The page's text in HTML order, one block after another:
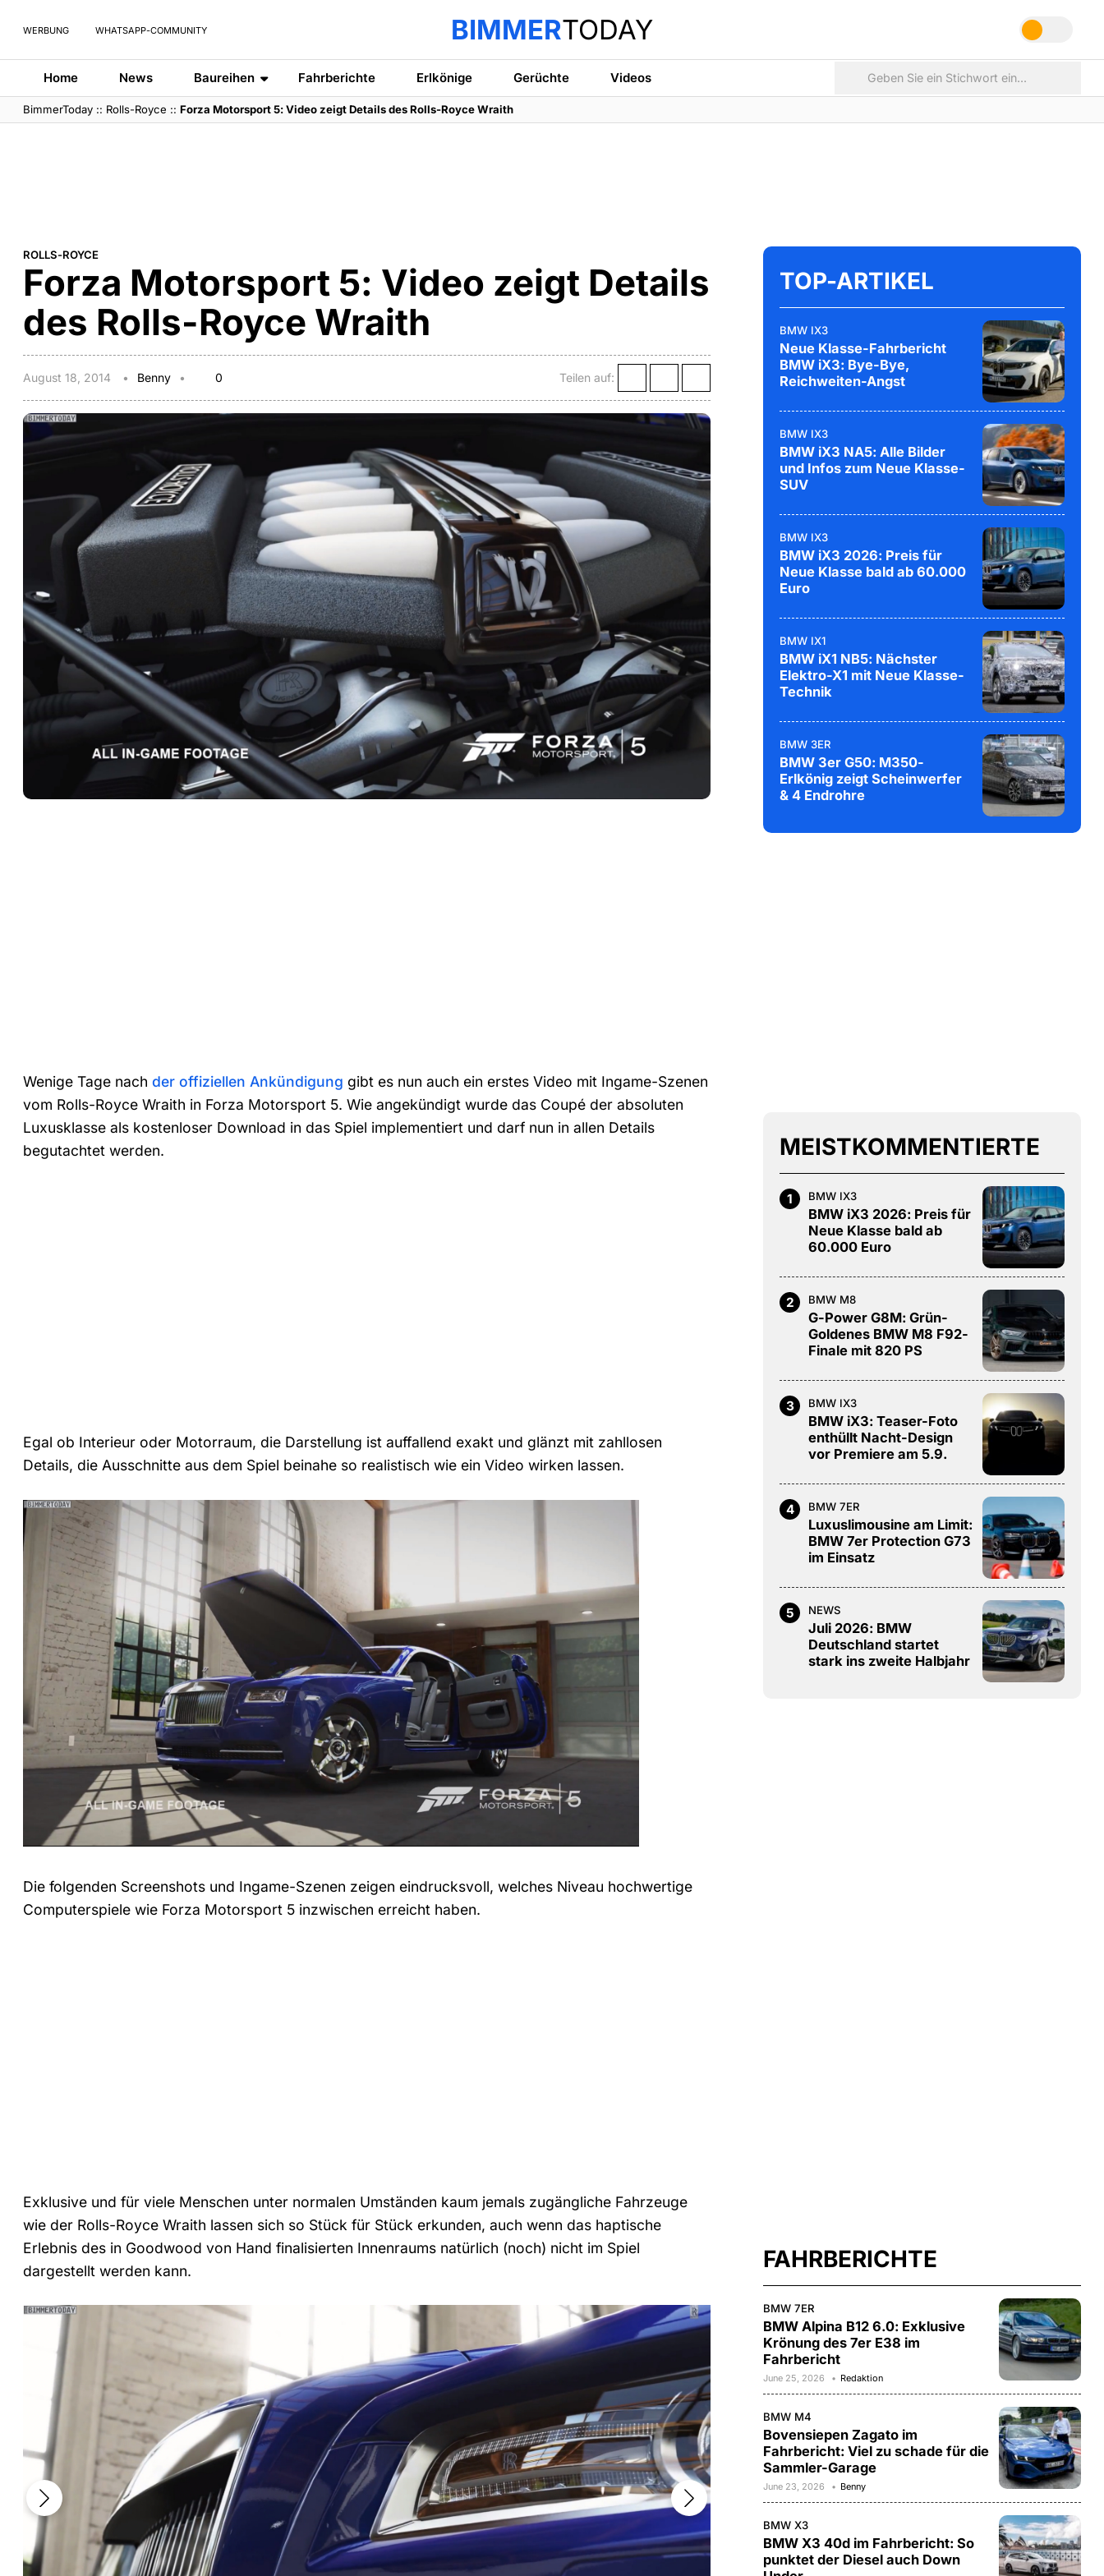
WERBUNG WHATSAPP-COMMUNITY BIMMERTODAY
Home News Baureihen Fahrberichte Erlkönige Gerüchte Videos
BimmerToday :: Rolls-Royce ::Forza Motorsport 5: Video zeigt Details des Rolls-Royce Wraith
ROLLS-ROYCE
Forza Motorsport 5: Video zeigt Details
des Rolls-Royce Wraith
August 18, 2014 Benny 0 Teilen auf:
Wenige Tage nachder offiziellen Ankündigung gibt es nun auch ein erstes Video mit Ingame-Szenen
vom Rolls-Royce Wraith in Forza Motorsport 5. Wie angekündigt wurde das Coupé der absoluten
Luxusklasse als kostenloser Download in das Spiel implementiert und darf nun in allen Details
begutachtet werden.
Egal ob Interieur oder Motorraum, die Darstellung ist auffallend exakt und glänzt mit zahllosen
Details, die Ausschnitte aus dem Spiel beinahe so realistisch wie ein Video wirken lassen.
Die folgenden Screenshots und Ingame-Szenen zeigen eindrucksvoll, welches Niveau hochwertige
Computerspiele wie Forza Motorsport 5 inzwischen erreicht haben.
Exklusive und für viele Menschen unter normalen Umständen kaum jemals zugängliche Fahrzeuge
wie der Rolls-Royce Wraith lassen sich so Stück für Stück erkunden, auch wenn das haptische
Erlebnis des in Goodwood von Hand finalisierten Innenraums natürlich (noch) nicht im Spiel
dargestellt werden kann.
TOP-ARTIKEL
BMW IX3
Neue Klasse-Fahrbericht
BMW iX3: Bye-Bye,
Reichweiten-Angst
BMW IX3
BMW iX3 NA5: Alle Bilder
und Infos zum Neue Klasse-
SUV
BMW IX3
BMW iX3 2026: Preis für
Neue Klasse bald ab 60.000
Euro
BMW IX1
BMW iX1 NB5: Nächster
Elektro-X1 mit Neue Klasse-
Technik
BMW 3ER
BMW 3er G50: M350-
Erlkönig zeigt Scheinwerfer
& 4 Endrohre
MEISTKOMMENTIERTE
1 BMW IX3
BMW iX3 2026: Preis für
Neue Klasse bald ab
60.000 Euro
2 BMW M8
G-Power G8M: Grün-
Goldenes BMW M8 F92-
Finale mit 820 PS
3 BMW IX3
BMW iX3: Teaser-Foto
enthüllt Nacht-Design
vor Premiere am 5.9.
4 BMW 7ER
Luxuslimousine am Limit:
BMW 7er Protection G73
im Einsatz
5 NEWS
Juli 2026: BMW
Deutschland startet
stark ins zweite Halbjahr
FAHRBERICHTE
BMW 7ER
BMW Alpina B12 6.0: Exklusive
Krönung des 7er E38 im
Fahrbericht
June 25, 2026 Redaktion
BMW M4
Bovensiepen Zagato im
Fahrbericht: Viel zu schade für die
Sammler-Garage
June 23, 2026 Benny
BMW X3
BMW X3 40d im Fahrbericht: So
punktet der Diesel auch Down